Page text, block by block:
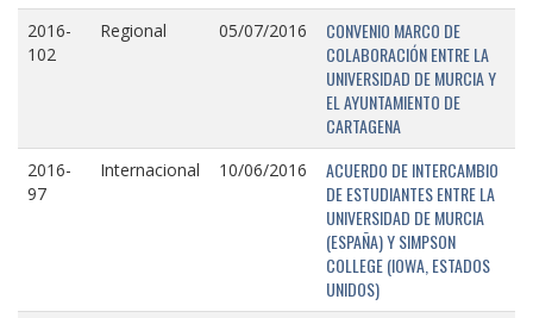
2016-
102
Regional 05/07/2016
CONVENIO MARCO DE
COLABORACIÓN ENTRE LA
UNIVERSIDAD DE MURCIA Y
EL AYUNTAMIENTO DE
CARTAGENA
2016-
97
Internacional 10/06/2016
ACUERDO DE INTERCAMBIO
DE ESTUDIANTES ENTRE LA
UNIVERSIDAD DE MURCIA
(ESPAÑA) Y SIMPSON
COLLEGE (IOWA, ESTADOS
UNIDOS)